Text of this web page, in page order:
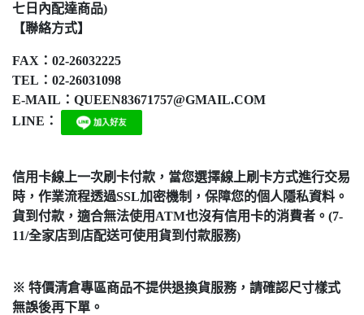
七日內配達商品)
【聯絡方式】
FAX：02-26032225
TEL：02-26031098
E-MAIL：QUEEN83671757@GMAIL.COM
LINE：
信用卡線上一次刷卡付款，當您選擇線上刷卡方式進行交易
時，作業流程透過SSL加密機制，保障您的個人隱私資料。
貨到付款，適合無法使用ATM也沒有信用卡的消費者。(7-
11/全家店到店配送可使用貨到付款服務)
※ 特價清倉專區商品不提供退換貨服務，請確認尺寸樣式
無誤後再下單。